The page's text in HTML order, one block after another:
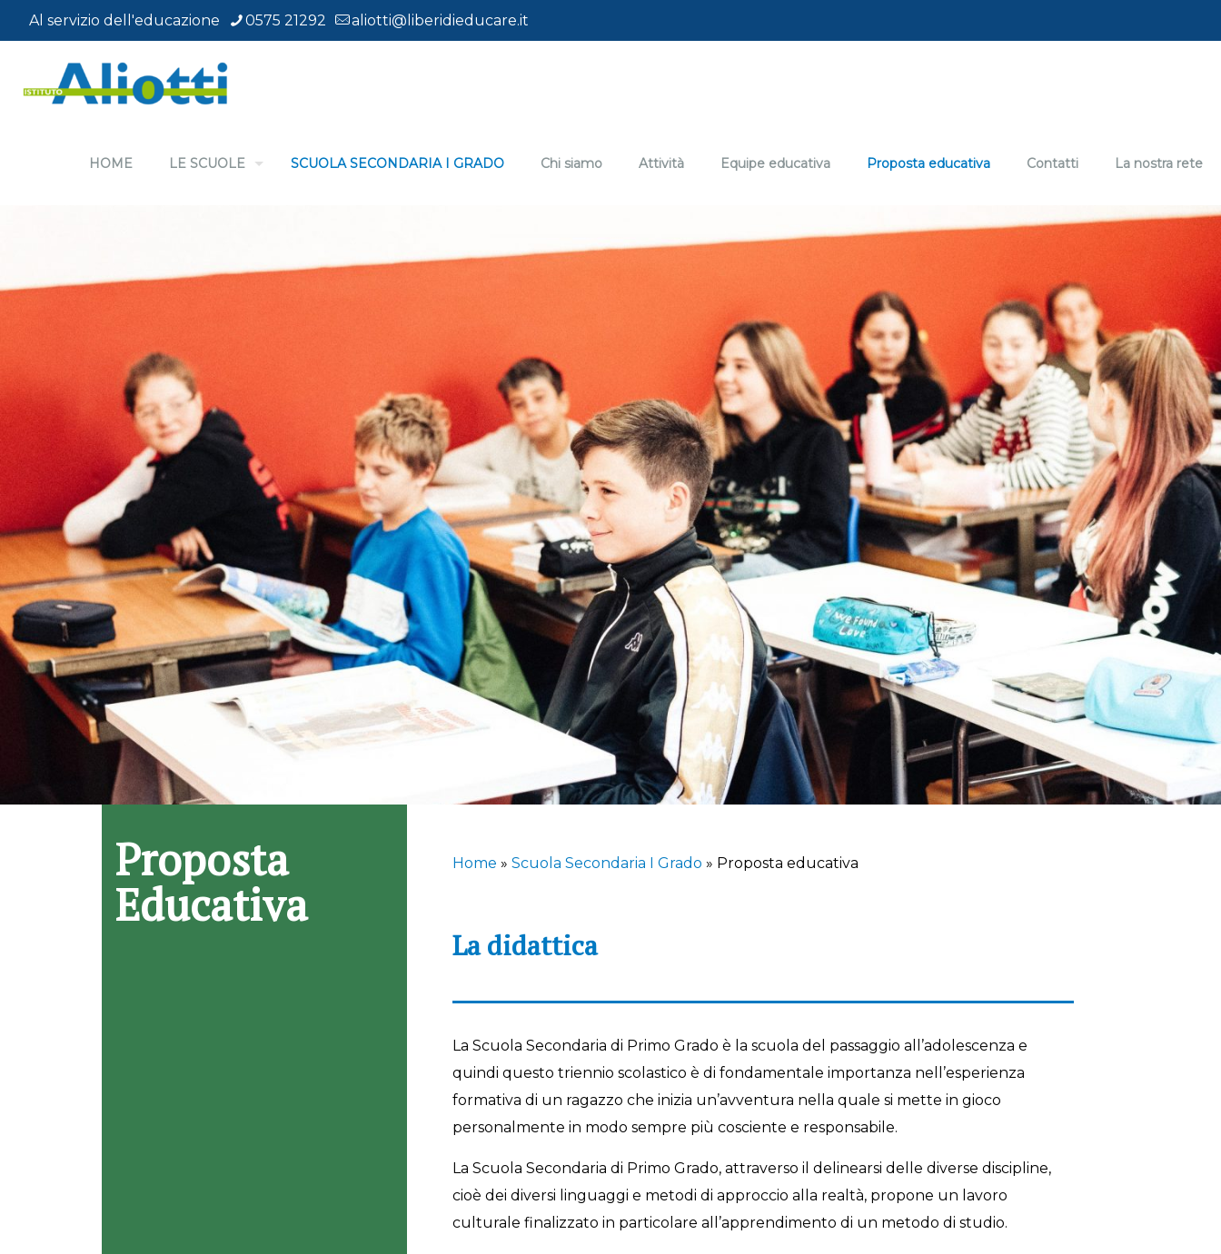
Al servizio dell'educazione 0575 21292 aliotti@liberidieducare.it
HOME LE SCUOLE SCUOLA SECONDARIA I GRADO Chi siamo Attività Equipe educativa Proposta educativa Contatti La nostra rete
Proposta
Educativa
Home » Scuola Secondaria I Grado » Proposta educativa
La didattica
La Scuola Secondaria di Primo Grado è la scuola del passaggio all’adolescenza e
quindi questo triennio scolastico è di fondamentale importanza nell’esperienza
formativa di un ragazzo che inizia un’avventura nella quale si mette in gioco
personalmente in modo sempre più cosciente e responsabile.
La Scuola Secondaria di Primo Grado, attraverso il delinearsi delle diverse discipline,
cioè dei diversi linguaggi e metodi di approccio alla realtà, propone un lavoro
culturale finalizzato in particolare all’apprendimento di un metodo di studio.